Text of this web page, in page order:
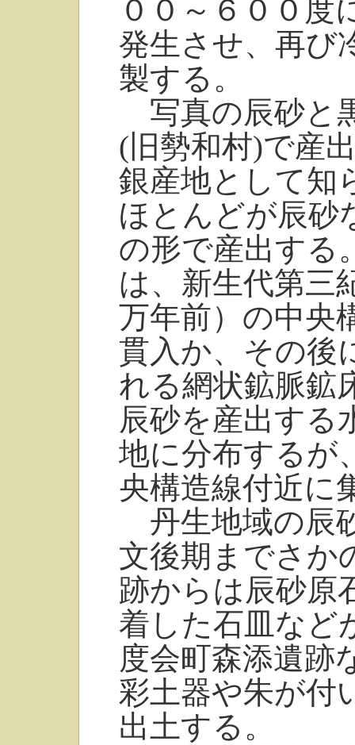
００～６００度
発生させ、再び
製する。
写真の辰砂と
(旧勢和村)で産
銀産地として知
ほとんどが辰砂
の形で産出する
は、新生代第三
万年前）の中央
貫入か、その後
れる網状鉱脈鉱
辰砂を産出する
地に分布するが
央構造線付近に
丹生地域の辰
文後期までさか
跡からは辰砂原
着した石皿など
度会町森添遺跡
彩土器や朱が付
出土する。